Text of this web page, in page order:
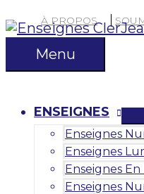
Aller
au
contenu
À PROPOS
Menu
Menu
ENSEIGNES
Enseignes
Enseignes
Enseignes
Enseignes